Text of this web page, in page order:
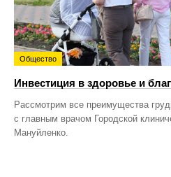
Общество
Инвестиция в здоровье и
Рассмотрим все преимущества
с главным врачом Городской
Мануйленко.